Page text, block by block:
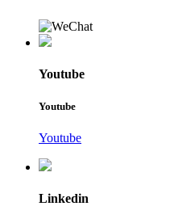
Youtube
Youtube
Youtube
Linkedin